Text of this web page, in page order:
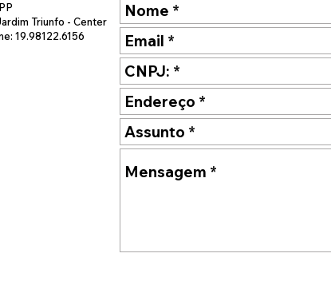
Triunfo - Center
19.98122.6156